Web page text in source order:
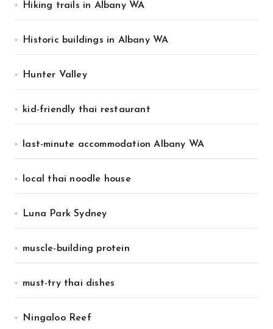
Hiking trails in Albany WA
Historic buildings in Albany WA
Hunter Valley
kid-friendly thai restaurant
last-minute accommodation Albany WA
local thai noodle house
Luna Park Sydney
muscle-building protein
must-try thai dishes
Ningaloo Reef